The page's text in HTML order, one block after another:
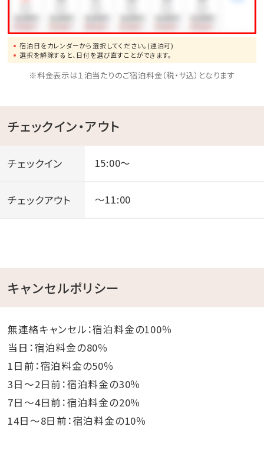
宿泊日をカレンダーから選択してください。(連泊可)
選択を解除すると、日付を選び直すことができます。
※料金表示は１泊当たりのご宿泊料金（税・サ込）となります
チェックイン・アウト
チェックイン 15:00～
チェックアウト ～11:00
キャンセルポリシー
無連絡キャンセル：宿泊料金の100％
当日：宿泊料金の80％
1日前：宿泊料金の50％
3日～2日前：宿泊料金の30％
7日～4日前：宿泊料金の20％
14日～8日前：宿泊料金の10％